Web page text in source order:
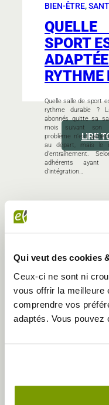
Qui veut des cookies
Ceux-ci ne sont ni
vous offrir la meilleure
comprendre vos
adaptés. Vous pouvez
BIEN-ÊTRE,
SPORT
RYTHME
Quelle salle de sport
rythme durable ?
abonnés quitte sa
mois suivant son
problème n’est
au départ, mais le
d’entraînement.
adhérents ayant
d’intégration…
LIRE